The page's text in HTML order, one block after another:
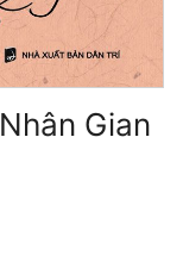
Gian